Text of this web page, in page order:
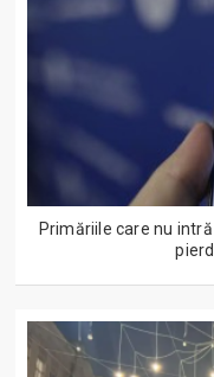
Primăriile care nu